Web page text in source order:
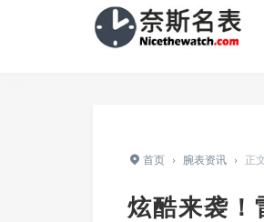
首页 › 腕表资讯 › 正
炫酷来袭！